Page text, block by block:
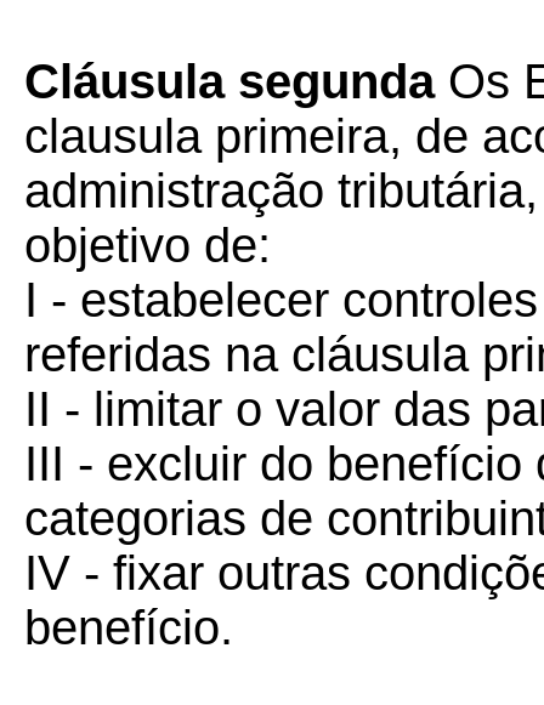
Cláusula segundaOs
clausula primeira, de
administração
objetivo de:
I - estabelecer
referidas na cláusula
II - limitar o valor das
III - excluir do
categorias de
IV - fixar outras
benefício.